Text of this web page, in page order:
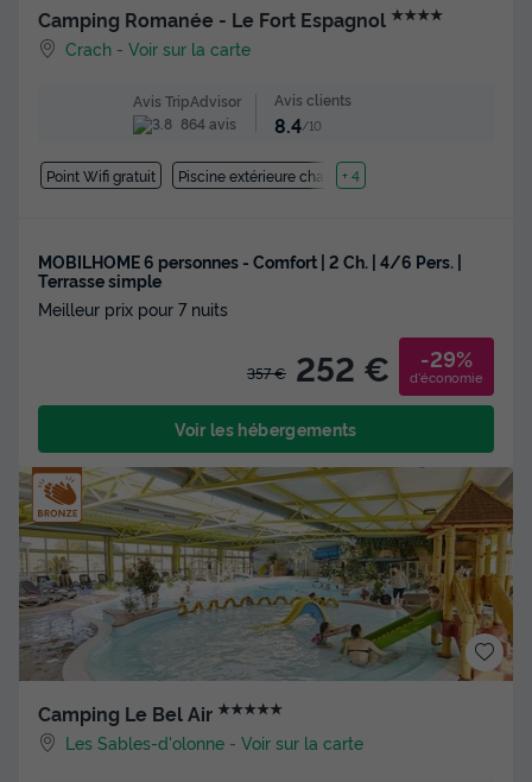
Camping Romanée - Le Fort Espagnol ★★★★
Crach -Voir sur la carte
Avis TripAdvisor
864 avis
Avis clients
8.4/10
Point Wifi gratuit Piscine extérieure chauffée
+ 4
MOBILHOME 6 personnes - Comfort | 2 Ch. | 4/6 Pers. |
Terrasse simple
Meilleur prix pour 7 nuits
357 € 252 € -29%
d'économie
Voir les hébergements
Camping Le Bel Air ★★★★★
Les Sables-d'olonne -Voir sur la carte